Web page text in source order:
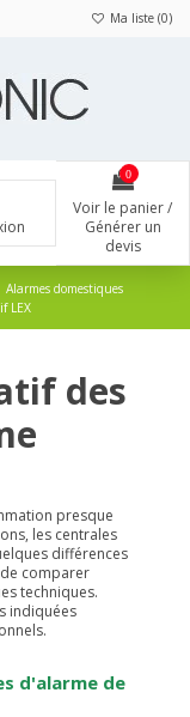
Ma liste (0)
0
Voir le panier /
Générer un
devis
Alarmes domestiques
LEX
des
presque
les centrales
différences
comparer
techniques.
indiquées
d'alarme de